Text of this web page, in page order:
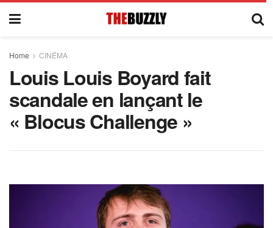
Home CINÉMA
Louis Louis Boyard fait
scandale en lançant le
« Blocus Challenge »